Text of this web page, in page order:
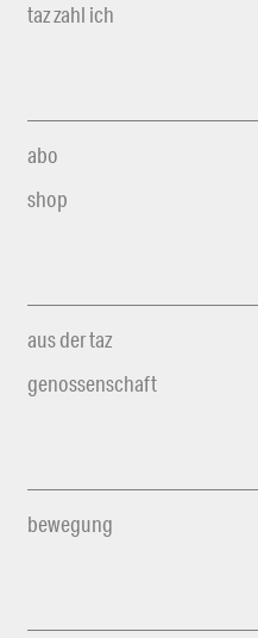
taz zahl ich
abo
shop
aus der taz
genossenschaft
bewegung